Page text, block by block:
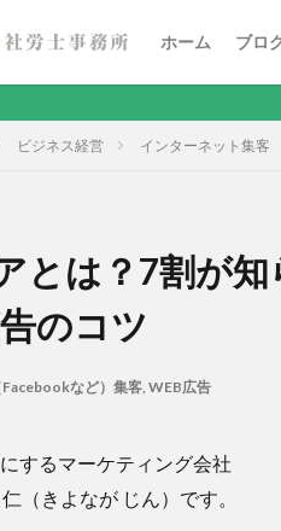
ホーム ブロ
ビジネス経営 インターネット集客
とは？7割が
のコツ
Facebookなど）集客, WEB広告
するマーケティング会社
（きよなが じん）です。